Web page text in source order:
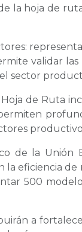
la hoja de
validar
sector
de Ruta
de la
eficiencia de
500
a